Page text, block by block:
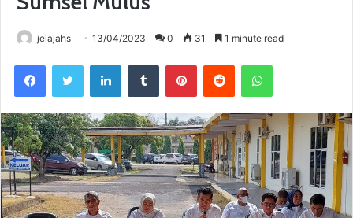
jelajahs 13/04/2023 0 31 1 minute read